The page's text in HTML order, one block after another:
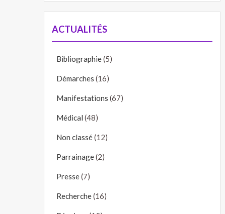
ACTUALITÉS
Bibliographie(5)
Démarches (16)
Manifestations (67)
Médical (48)
Non classé(12)
Parrainage(2)
Presse(7)
Recherche(16)